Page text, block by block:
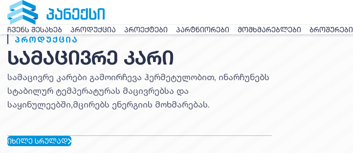
ᲩᲕᲔᲜᲡ ᲨᲔᲡᲐᲮᲔᲑ ᲞᲠᲝᲓᲣᲥᲪᲘᲐ ᲞᲠᲝᲔᲥᲢᲔᲑᲘ ᲞᲐᲠᲢᲜᲘᲝᲠᲔᲑᲘ ᲛᲝᲛᲮᲛᲐᲠᲔᲑᲚᲔᲑᲘ ᲑᲠᲝᲨᲣᲠᲔᲑᲘ
ᲞᲠᲝᲓᲣᲥᲪᲘᲐ
ᲞᲝᲚᲘᲣᲠᲔᲗᲐᲜᲘᲡ ᲡᲔᲜᲓᲕᲘᲩ
ᲞᲐᲜᲔᲚᲔᲑᲘ
პოლიურეთანის სენდვიჩ პანელები ინოვაციური
ᲞᲠᲝᲓᲣᲥᲪᲘᲐ
ᲡᲐᲛᲐᲪᲘᲕᲠᲔ ᲙᲐᲠᲘ
სამაცივრე კარები გამოირჩევა ჰერმეტულობით, ინარჩუნებს
სტაბილურ ტემპერატურას მაცივრებსა და
საყინულეებში,მცირებს ენერგიის მოხმარებას.
ᲘᲮᲘᲚᲔ ᲡᲠᲣᲚᲐᲓ